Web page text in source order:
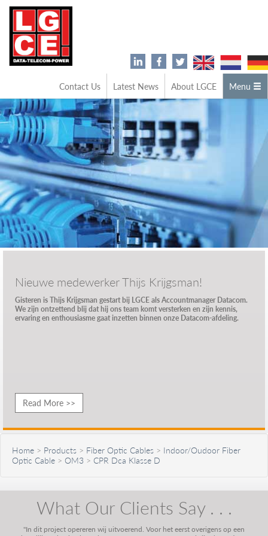
Contact Us Latest News About LGCE Menu
Nieuwe medewerker Thijs Krijgsman!
Gisteren is Thijs Krijgsman gestart bij LGCE als Accountmanager Datacom.
We zijn ontzettend blij dat hij ons team komt versterken en zijn kennis,
ervaring en enthousiasme gaat inzetten binnen onze Datacom-afdeling.
Read More >>
Home > Products > Fiber Optic Cables > Indoor/Oudoor Fiber
Optic Cable > OM3 > CPR Dca Klasse D
What Our Clients Say . . .
"In dit project opereren wij uitvoerend. Voor het eerst overigens op een